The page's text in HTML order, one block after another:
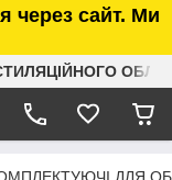
сайт. Ми